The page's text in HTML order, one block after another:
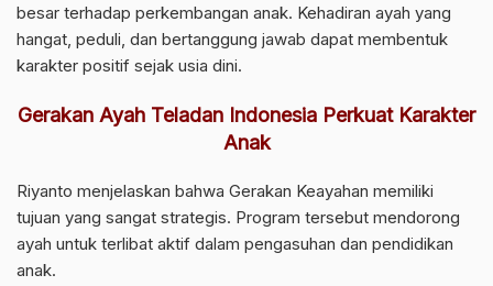
besar terhadap perkembangan anak. Kehadiran ayah yang
hangat, peduli, dan bertanggung jawab dapat membentuk
karakter positif sejak usia dini.
Gerakan Ayah Teladan Indonesia Perkuat Karakter
Anak
Riyanto menjelaskan bahwa Gerakan Keayahan memiliki
tujuan yang sangat strategis. Program tersebut mendorong
ayah untuk terlibat aktif dalam pengasuhan dan pendidikan
anak.